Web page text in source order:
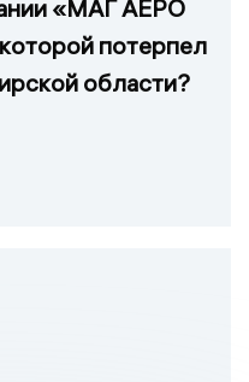
«МАГ АЕРО
потерпел
области?